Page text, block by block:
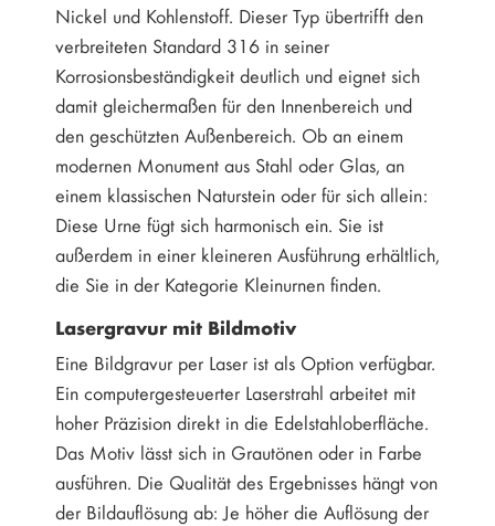
Nickel und Kohlenstoff. Dieser Typ übertrifft den
verbreiteten Standard 316 in seiner
Korrosionsbeständigkeit deutlich und eignet sich
damit gleichermaßen für den Innenbereich und
den geschützten Außenbereich. Ob an einem
modernen Monument aus Stahl oder Glas, an
einem klassischen Naturstein oder für sich allein:
Diese Urne fügt sich harmonisch ein. Sie ist
außerdem in einer kleineren Ausführung erhältlich,
die Sie in der Kategorie Kleinurnen finden.
Lasergravur mit Bildmotiv
Eine Bildgravur per Laser ist als Option verfügbar.
Ein computergesteuerter Laserstrahl arbeitet mit
hoher Präzision direkt in die Edelstahloberfläche.
Das Motiv lässt sich in Grautönen oder in Farbe
ausführen. Die Qualität des Ergebnisses hängt von
der Bildauflösung ab: Je höher die Auflösung der